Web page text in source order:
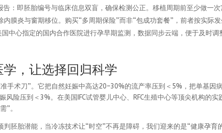
：即胚胎编号与临床信息双盲，确保检测公正。移植周期前至少做一次
膜炎与窗期移位。购买“多周期保险”而非“包成功套餐”，前者按实际
中心指定的国内合作医院进行孕早期监测，数据同步云端，便于及时调
，让选择回归科学
手术刀”。它把自然妊娠中高达20–30%的流产率压到＜5%，把单基因
险压到＜3%。在美国IFC试管婴儿中心、RFC生殖中心等顶尖机构的实
”。
胚胎潜能，当冷冻技术让“时空”不再是障碍，我们迎来的是“健康孕育